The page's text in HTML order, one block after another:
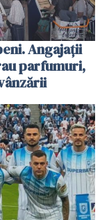
Angajații
parfumuri,